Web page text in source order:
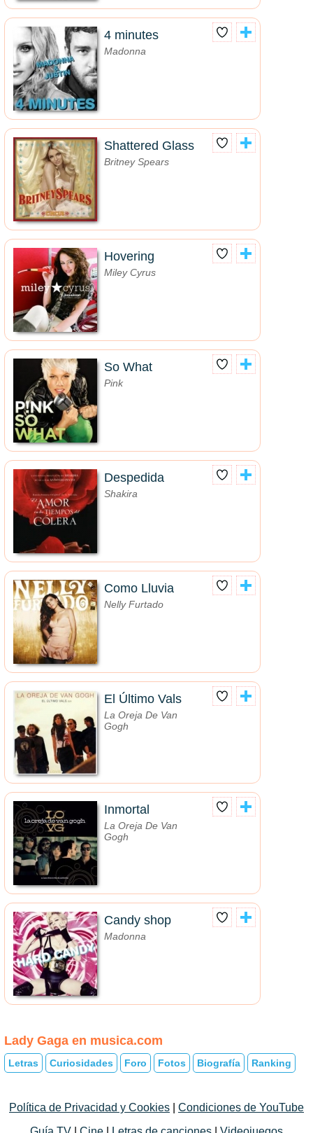
4 minutes
Madonna
Shattered Glass
Britney Spears
Hovering
Miley Cyrus
So What
Pink
Despedida
Shakira
Como Lluvia
Nelly Furtado
El Último Vals
La Oreja De Van
Gogh
Inmortal
La Oreja De Van
Gogh
Candy shop
Madonna
Lady Gaga en musica.com
Letras Curiosidades Foro Fotos Biografía Ranking
Política de Privacidad y Cookies
Condiciones de YouTube